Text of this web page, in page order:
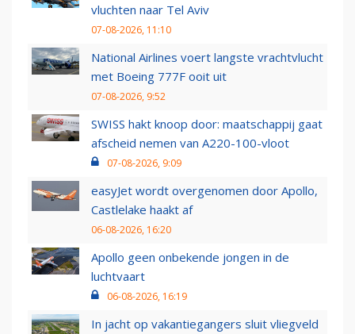
vluchten naar Tel Aviv
07-08-2026, 11:10
National Airlines voert langste vrachtvlucht
met Boeing 777F ooit uit
07-08-2026, 9:52
SWISS hakt knoop door: maatschappij gaat
afscheid nemen van A220-100-vloot
07-08-2026, 9:09
easyJet wordt overgenomen door Apollo,
Castlelake haakt af
06-08-2026, 16:20
Apollo geen onbekende jongen in de
luchtvaart
06-08-2026, 16:19
In jacht op vakantiegangers sluit vliegveld